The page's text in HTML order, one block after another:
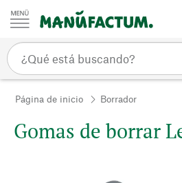
Ir al contenido
Página de inicio Borrador
Gomas de borrar